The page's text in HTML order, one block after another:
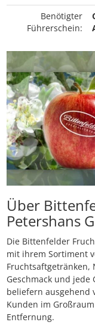
Benötigter
Führerschein:
Über
Petershans
Die Bittenfelder
mit ihrem Sortiment
Fruchtsaftgetränken,
Geschmack und
beliefern ausgehend
Kunden im
Entfernung.